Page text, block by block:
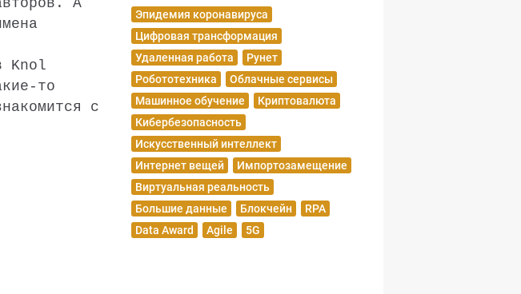
Knol
то
с
Эпидемия коронавируса
Цифровая трансформация
Удаленная работа
Рунет
Робототехника
Облачные сервисы
Машинное обучение
Криптовалюта
Кибербезопасность
Искусственный интеллект
Интернет вещей
Импортозамещение
Виртуальная реальность
Большие данные
Блокчейн
RPA
Data Award
Agile 5G